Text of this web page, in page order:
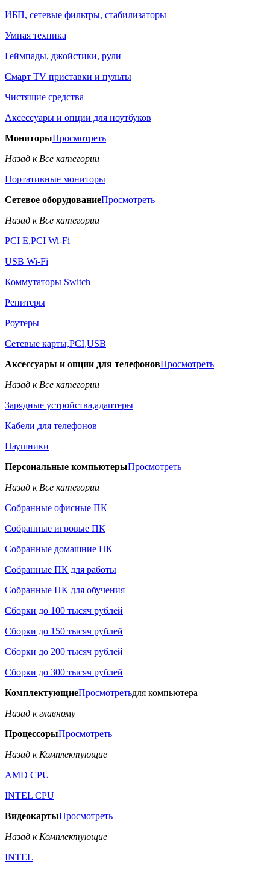
ИБП, сетевые фильтры, стабилизаторы
Умная техника
Геймпады, джойстики, рули
Смарт TV приставки и пульты
Чистящие средства
Аксессуары и опции для ноутбуков
МониторыПросмотреть
Назад к Все категории
Портативные мониторы
Сетевое оборудованиеПросмотреть
Назад к Все категории
PCI E,PCI Wi-Fi
USB Wi-Fi
Коммутаторы Switch
Репитеры
Роутеры
Сетевые карты,PCI,USB
Аксессуары и опции для телефоновПросмотреть
Назад к Все категории
Зарядные устройства,адаптеры
Кабели для телефонов
Наушники
Персональные компьютерыПросмотреть
Назад к Все категории
Собранные офисные ПК
Собранные игровые ПК
Собранные домашние ПК
Собранные ПК для работы
Собранные ПК для обучения
Сборки до 100 тысяч рублей
Сборки до 150 тысяч рублей
Сборки до 200 тысяч рублей
Сборки до 300 тысяч рублей
КомплектующиеПросмотретьдля компьютера
Назад к главному
ПроцессорыПросмотреть
Назад к Комплектующие
AMD CPU
INTEL CPU
ВидеокартыПросмотреть
Назад к Комплектующие
INTEL